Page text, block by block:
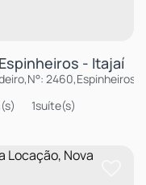
- Itajaí
,N°: 2460,Espinheiros
1suíte(s)